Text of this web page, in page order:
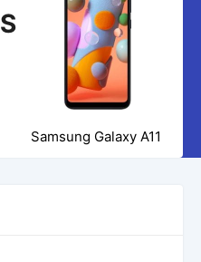
Samsung Galaxy A11